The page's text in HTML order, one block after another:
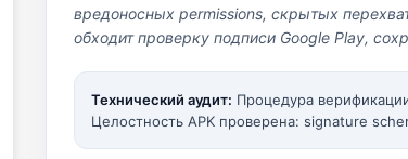
вредоносных permissions, скрытых
обходит проверку подписи Google Play,
Технический аудит: Процедура
Целостность APK проверена: signature